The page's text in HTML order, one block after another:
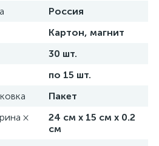
Россия
Картон, магнит
30 шт.
по 15 шт.
Пакет
×
24 см х 15 см х 0.2
см